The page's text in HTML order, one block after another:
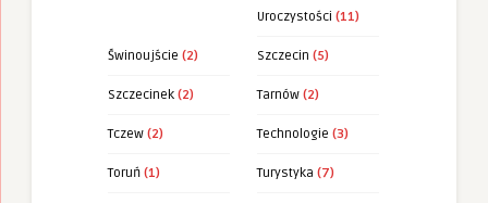
Uroczystości (11)
Świnoujście (2) Szczecin (5)
Szczecinek (2) Tarnów (2)
Tczew (2) Technologie (3)
Toruń (1) Turystyka (7)